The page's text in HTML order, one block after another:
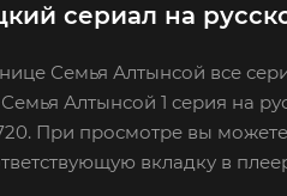
сериал на
Семья Алтынсой все
Алтынсой 1 серия на
При просмотре вы
вкладку в